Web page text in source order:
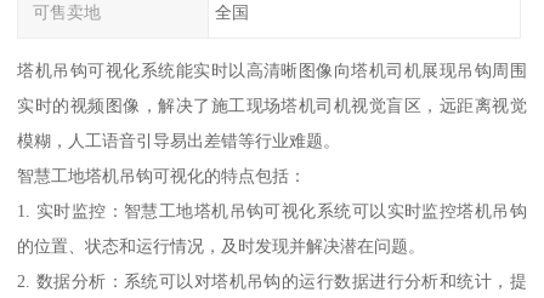
可售卖地 全国
塔机吊钩可视化系统能实时以高清晰图像向塔机司机展现吊钩周围
实时的视频图像，解决了施工现场塔机司机视觉盲区，远距离视觉
模糊，人工语音引导易出差错等行业难题。
智慧工地塔机吊钩可视化的特点包括：
1. 实时监控：智慧工地塔机吊钩可视化系统可以实时监控塔机吊钩
的位置、状态和运行情况，及时发现并解决潜在问题。
2. 数据分析：系统可以对塔机吊钩的运行数据进行分析和统计，提